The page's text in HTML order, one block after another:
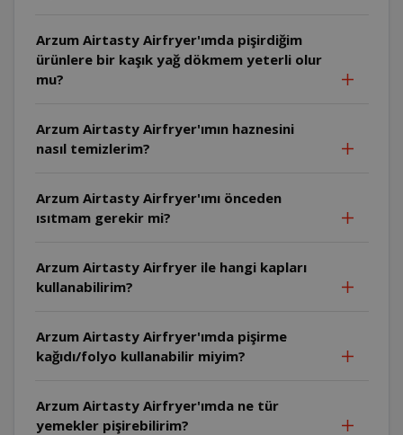
Arzum Airtasty Airfryer'ımda pişirdiğim
ürünlere bir kaşık yağ dökmem yeterli olur
mu?
Arzum Airtasty Airfryer'ımın haznesini
nasıl temizlerim?
Arzum Airtasty Airfryer'ımı önceden
ısıtmam gerekir mi?
Arzum Airtasty Airfryer ile hangi kapları
kullanabilirim?
Arzum Airtasty Airfryer'ımda pişirme
kağıdı/folyo kullanabilir miyim?
Arzum Airtasty Airfryer'ımda ne tür
yemekler pişirebilirim?